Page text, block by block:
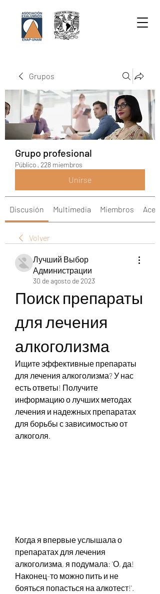
Grupos
Grupo profesional
Público · 228 miembros
Unirse
Discusión Multimedia Miembros
Volver
Лучший Выбор
Администрации
30 de agosto de 2023
Поиск препараты
для лечения
алкоголизма
Ищите эффективные препараты
для лечения алкоголизма? У нас
есть ответы! Получите
информацию о лучших методах
лечения и надежных препаратах
для борьбы с зависимостью от
алкоголя.
Когда я впервые услышала о
препаратах для лечения
алкоголизма, я подумала: 'О, да!
Наконец-то можно пить и не
бояться попасться на алкотест!'.